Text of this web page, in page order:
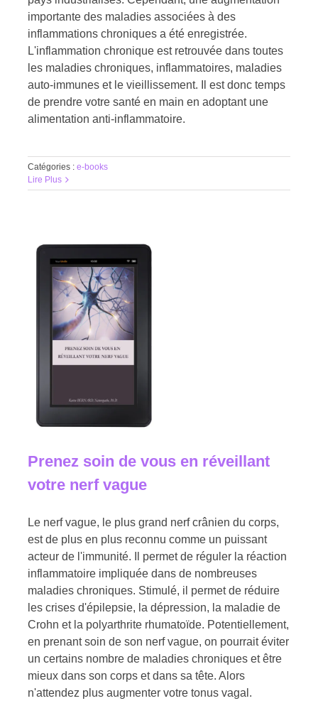
importante des maladies associées à des
inflammations chroniques a été enregistrée.
L'inflammation chronique est retrouvée dans toutes
les maladies chroniques, inflammatoires, maladies
auto-immunes et le vieillissement. Il est donc temps
de prendre votre santé en main en adoptant une
alimentation anti-inflammatoire.
Catégories : e-books
Lire Plus
Prenez soin de vous en réveillant
votre nerf vague
Le nerf vague, le plus grand nerf crânien du corps,
est de plus en plus reconnu comme un puissant
acteur de l'immunité. Il permet de réguler la réaction
inflammatoire impliquée dans de nombreuses
maladies chroniques. Stimulé, il permet de réduire
les crises d'épilepsie, la dépression, la maladie de
Crohn et la polyarthrite rhumatoïde. Potentiellement,
en prenant soin de son nerf vague, on pourrait éviter
un certains nombre de maladies chroniques et être
mieux dans son corps et dans sa tête. Alors
n'attendez plus augmenter votre tonus vagal.